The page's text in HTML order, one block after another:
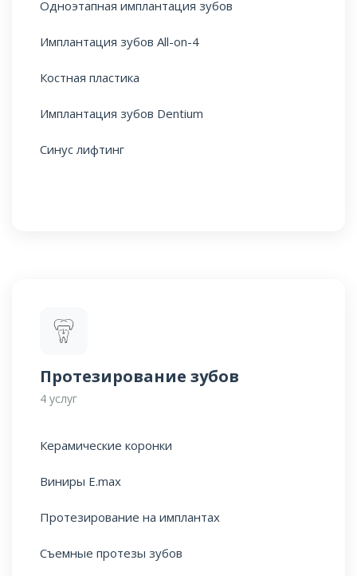
Одноэтапная имплантация зубов
Имплантация зубов All-on-4
Костная пластика
Имплантация зубов Dentium
Синус лифтинг
Протезирование зубов
4 услуг
Керамические коронки
Виниры E.max
Протезирование на имплантах
Съемные протезы зубов